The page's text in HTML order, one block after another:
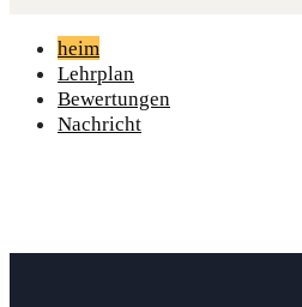
heim
Lehrplan
Bewertungen
Nachricht